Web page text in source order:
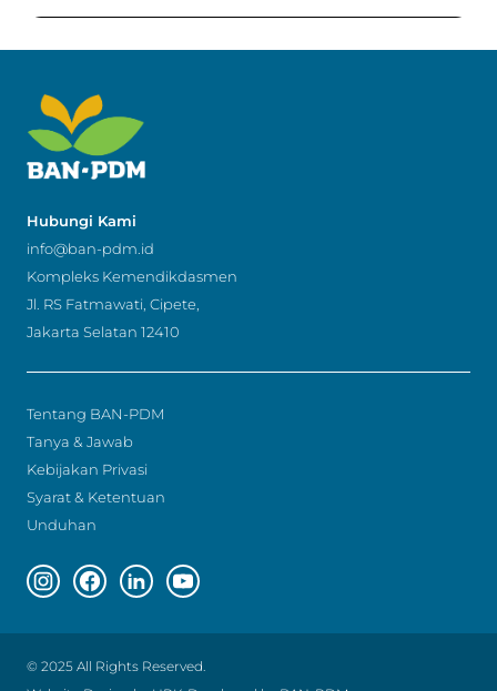
Hubungi Kami
info@ban-pdm.id
Kompleks Kemendikdasmen
Jl. RS Fatmawati, Cipete,
Jakarta Selatan 12410
Tentang BAN-PDM
Tanya & Jawab
Kebijakan Privasi
Syarat & Ketentuan
Unduhan
© 2025 All Rights Reserved.